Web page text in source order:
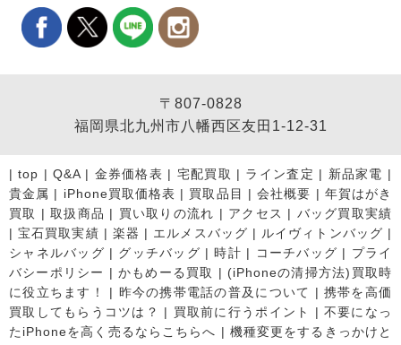
〒807-0828
福岡県北九州市八幡西区友田1-12-31
|top | Q&A| 金券価格表 | 宅配買取 | ライン査定 | 新品家電 |
貴金属 | iPhone買取価格表 | 買取品目 |会社概要 | 年賀はがき
買取
|取扱商品 | 買い取りの流れ | アクセス | バッグ買取実績
|宝石買取実績 | 楽器 | エルメスバッグ | ルイヴィトンバッグ |
シャネルバッグ | グッチバッグ |時計 | コーチバッグ | プライ
バシーポリシー |かもめーる買取 | (iPhoneの清掃方法)買取時
に役立ちます！
| 昨今の携帯電話の普及について | 携帯を高価
買取してもらうコツは？
| 買取前に行うポイント | 不要になっ
たiPhoneを高く売るならこちらへ | 機種変更をするきっかけと